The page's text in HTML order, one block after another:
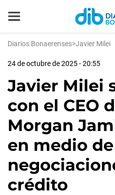
Diarios Bonaerenses>Javier Milei
24 de octubre de 2025 - 20:55
Javier Milei
con el CEO
Morgan
en medio
crédito